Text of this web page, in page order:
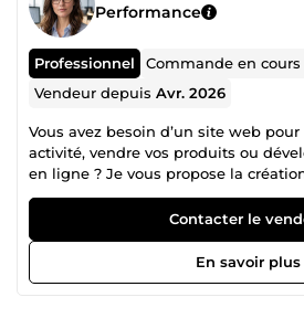
Performance
Professionnel Commande en
Vendeur depuisAvr. 2026
Vous avez besoin d’un site web
activité, vendre vos produits ou
en ligne ? Je vous propose la
mesure, adapté à vos besoins et à
Contacter le
En savoir plus